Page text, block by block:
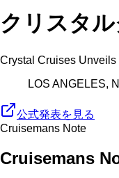
クリスタ
Crystal Cruises
LOS ANGELES,
公式発表を見る
Cruisemans Note
Cruisemans